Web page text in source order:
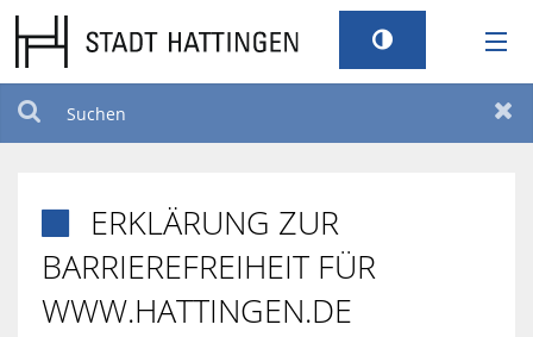
RATHAUS
TOURISMUS
STANDORT
ERKLÄRUNG ZUR
BARRIEREFREIHEIT FÜR
WWW.HATTINGEN.DE